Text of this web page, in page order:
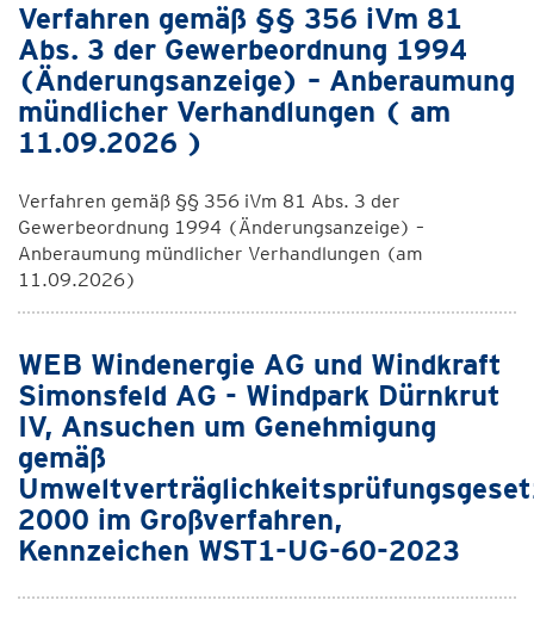
Verfahren gemäß §§ 356 iVm 81
Abs. 3 der Gewerbeordnung 1994
(Änderungsanzeige) – Anberaumung
mündlicher Verhandlungen ( am
11.09.2026 )
Verfahren gemäß §§ 356 iVm 81 Abs. 3 der
Gewerbeordnung 1994 (Änderungsanzeige) –
Anberaumung mündlicher Verhandlungen (am
11.09.2026)
WEB Windenergie AG und Windkraft
Simonsfeld AG - Windpark Dürnkrut
IV, Ansuchen um Genehmigung
gemäß
2000 im Großverfahren,
Kennzeichen WST1-UG-60-2023